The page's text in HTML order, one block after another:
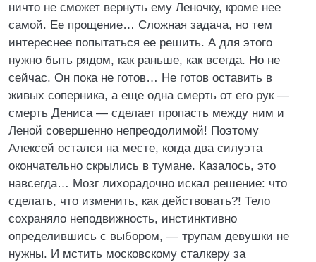
ничто не сможет вернуть ему Леночку, кроме нее
самой. Ее прощение… Сложная задача, но тем
интереснее попытаться ее решить. А для этого
нужно быть рядом, как раньше, как всегда. Но не
сейчас. Он пока не готов… Не готов оставить в
живых соперника, а еще одна смерть от его рук —
смерть Дениса — сделает пропасть между ним и
Леной совершенно непреодолимой! Поэтому
Алексей остался на месте, когда два силуэта
окончательно скрылись в тумане. Казалось, это
навсегда… Мозг лихорадочно искал решение: что
сделать, что изменить, как действовать?! Тело
сохраняло неподвижность, инстинктивно
определившись с выбором, — трупам девушки не
нужны. И мстить московскому сталкеру за